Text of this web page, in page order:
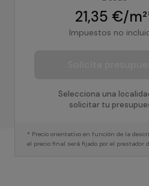
21,35 €/
Impuestos no
Selecciona una
solicitar tu
* Precio orientativo en función de la
el precio final será fijado por el prestador